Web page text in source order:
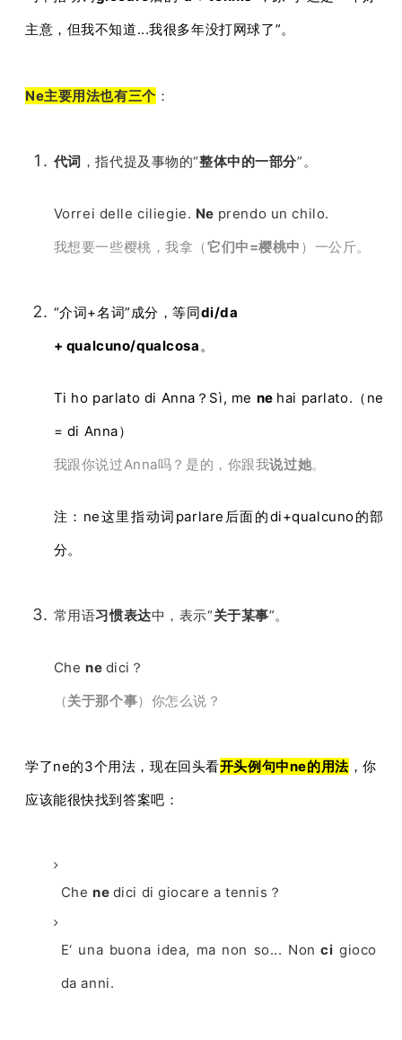
主意，但我不知道...我很多年没打网球了”。
Ne主要用法也有三个 ：
代词 ，指代提及事物的“整体中的一部分”。
Vorrei delle ciliegie. Ne prendo un chilo.
我想要一些樱桃，我拿（它们中=樱桃中 ）一公斤。
“介词+名词”成分，等同di/da
+ qualcuno/qualcosa。
Ti ho parlato di Anna？Sì, me ne hai parlato.（ne
= di Anna）
我跟你说过Anna吗？是的，你跟我说过她。
注：ne这里指动词parlare后面的di+qualcuno的部
分。
常用语习惯表达中，表示“关于某事”。
Che ne dici？
（关于那个事）你怎么说？
学了ne的3个用法，现在回头看开头例句中ne的用法，你
应该能很快找到答案吧 ：
Che ne dici di giocare a tennis？
E‘ una buona idea, ma non so... Non ci gioco
da anni.